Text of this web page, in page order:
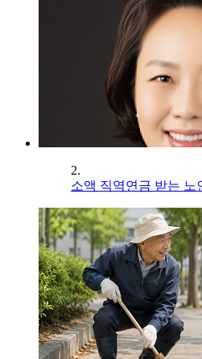
2.
소액 직역연금 받는 노